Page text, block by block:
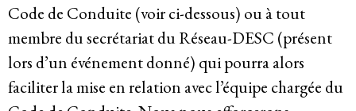
Code de Conduite (voir ci-dessous) ou à tout
membre du secrétariat du Réseau-DESC (présent
lors d’un événement donné) qui pourra alors
faciliter la mise en relation avec l’équipe chargée du